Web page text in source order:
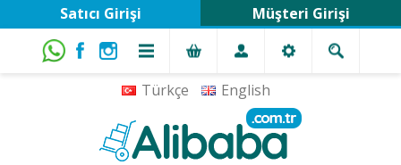
Türkçe English
Satıcı Girişi Müşteri Girişi